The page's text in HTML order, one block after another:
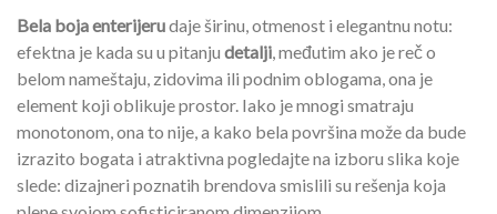
Bela bojaenterijerudaje širinu, otmenost i elegantnu notu:
efektna je kada su u pitanju detalji, međutim ako je reč o
belom nameštaju, zidovima ili podnim oblogama, ona je
element koji oblikuje prostor. Iako je mnogi smatraju
monotonom, ona to nije, a kako bela površina može da bude
izrazito bogata i atraktivna pogledajte na izboru slika koje
slede: dizajneri poznatih brendova smislili su rešenja koja